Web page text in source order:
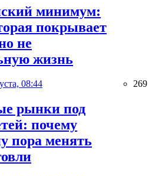
минимум:
покрывает
не
жизнь
08:44 269
рынки под
почему
пора менять